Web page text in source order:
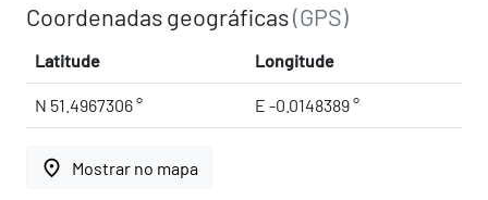
Coordenadas geográficas(GPS)
Latitude Longitude
N 51.4967306 ° E -0.0148389 °
place Mostrar no mapa